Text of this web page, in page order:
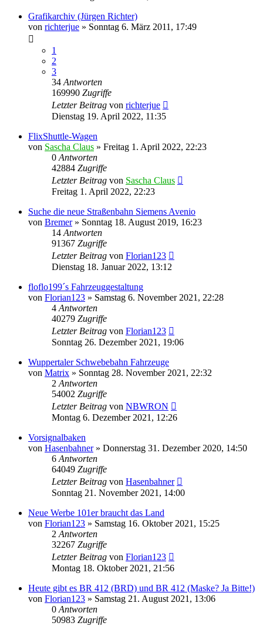
Grafikarchiv (Jürgen Richter)
von richterjue » Sonntag 6. März 2011, 17:49
1
2
3
34 Antworten
169990 Zugriffe
Letzter Beitrag von richterjue
Dienstag 19. April 2022, 11:35
FlixShuttle-Wagen
von Sascha Claus » Freitag 1. April 2022, 22:23
0 Antworten
42884 Zugriffe
Letzter Beitrag von Sascha Claus
Freitag 1. April 2022, 22:23
Suche die neue Straßenbahn Siemens Avenio
von Bremer» Sonntag 18. August 2019, 16:23
14 Antworten
91367 Zugriffe
Letzter Beitrag von Florian123
Dienstag 18. Januar 2022, 13:12
floflo199´s Fahrzeuggestaltung
von Florian123 » Samstag 6. November 2021, 22:28
4 Antworten
40279 Zugriffe
Letzter Beitrag von Florian123
Sonntag 26. Dezember 2021, 19:06
Wuppertaler Schwebebahn Fahrzeuge
von Matrix » Sonntag 28. November 2021, 22:32
2 Antworten
54002 Zugriffe
Letzter Beitrag von NBWRON
Montag 6. Dezember 2021, 12:26
Vorsignalbaken
von Hasenbahner» Donnerstag 31. Dezember 2020, 14:50
6 Antworten
64049 Zugriffe
Letzter Beitrag von Hasenbahner
Sonntag 21. November 2021, 14:00
Neue Werbe 101er braucht das Land
von Florian123 » Samstag 16. Oktober 2021, 15:25
2 Antworten
32267 Zugriffe
Letzter Beitrag von Florian123
Montag 18. Oktober 2021, 21:56
Heute gibt es BR 412 (BRD) und BR 412 (Maske? Ja Bitte!)
von Florian123 » Samstag 21. August 2021, 13:06
0 Antworten
50983 Zugriffe